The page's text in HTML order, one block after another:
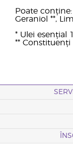
Poate
Geraniol **,
* Ulei esențial
** Constituenți